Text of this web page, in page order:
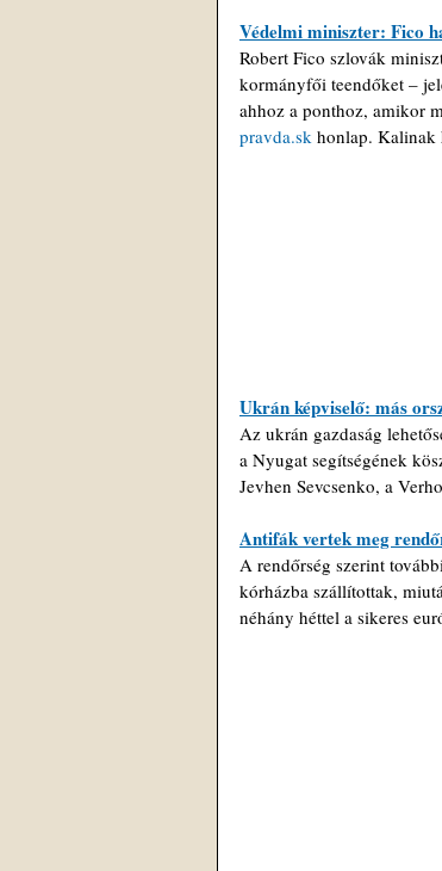
Védelmi miniszter: Fico
Robert Fico szlovák
kormányfői teendőket –
ahhoz a ponthoz, amikor
pravda.sk honlap. Kalinak
Ukrán képviselő: más
Az ukrán gazdaság
a Nyugat segítségének
Jevhen Sevcsenko, a
Antifák vertek meg
A rendőrség szerint
kórházba szállítottak,
néhány héttel a sikeres